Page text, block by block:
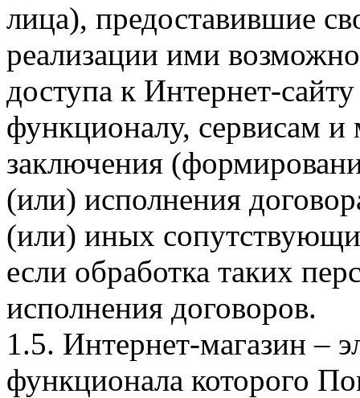
лица), предоставившие
реализации ими
доступа к Интернет-
функционалу, сервисам и
заключения
(или) исполнения
(или) иных
если обработка таких
исполнения договоров.
1.5. Интернет-магазин –
функционала которого